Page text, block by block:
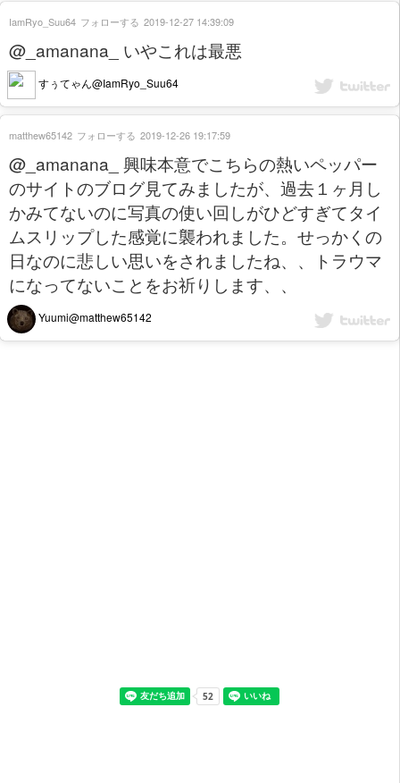
@_amanana_ いやこれは最悪
すぅてゃん@IamRyo_Suu64
IamRyo_Suu64 フォローする 2019-12-27 14:39:09
@_amanana_ 興味本意でこちらの熱いペッパー
のサイトのブログ見てみましたが、過去１ヶ月し
かみてないのに写真の使い回しがひどすぎてタイ
ムスリップした感覚に襲われました。せっかくの
日なのに悲しい思いをされましたね、、トラウマ
になってないことをお祈りします、、
Yuumi@matthew65142
matthew65142 フォローする 2019-12-26 19:17:59